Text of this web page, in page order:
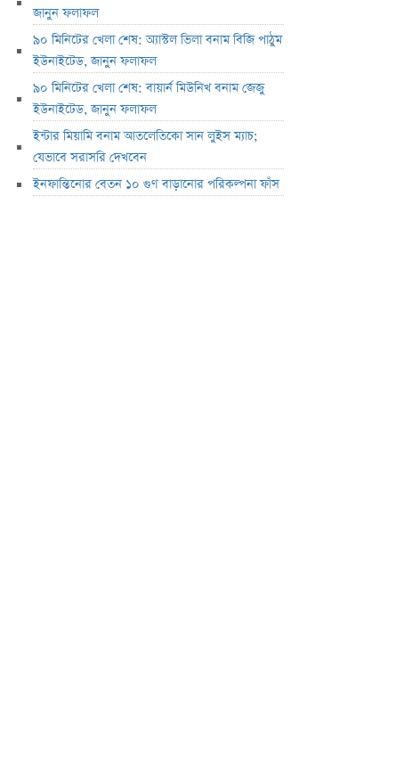
জানুন ফলাফল
৯০ মিনিটের খেলা শেষ: অ্যাস্টল ভিলা বনাম বিজি পাঠুম
ইউনাইটেড, জানুন ফলাফল
৯০ মিনিটের খেলা শেষ: বায়ার্ন মিউনিখ বনাম জেজু
ইউনাইটেড, জানুন ফলাফল
ইন্টার মিয়ামি বনাম আতলেতিকো সান লুইস ম্যাচ;
যেভাবে সরাসরি দেখবেন
ইনফান্তিনোর বেতন ১০ গুণ বাড়ানোর পরিকল্পনা ফাঁস